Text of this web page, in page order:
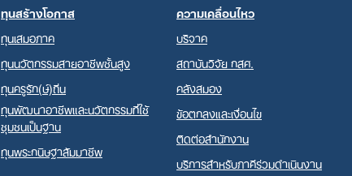
ทุนสร้างโอกาส
ทุนเสมอภาค
ทุนนวัตกรรมสายอาชีพชั้นสูง
ทุนครูรัก(ษ์)ถิ่น
ทุนพัฒนาอาชีพและนวัตกรรมที่ใช้
ชุมชนเป็นฐาน
ทุนพระกนิษฐาสัมมาชีพ
ความเคลื่อนไหว
บริจาค
สถาบันวิจัย กสศ.
คลังสมอง
ข้อตกลงและเงื่อนไข
ติดต่อสำนักงาน
บริการสำหรับภาคีร่วมดำเนินงาน